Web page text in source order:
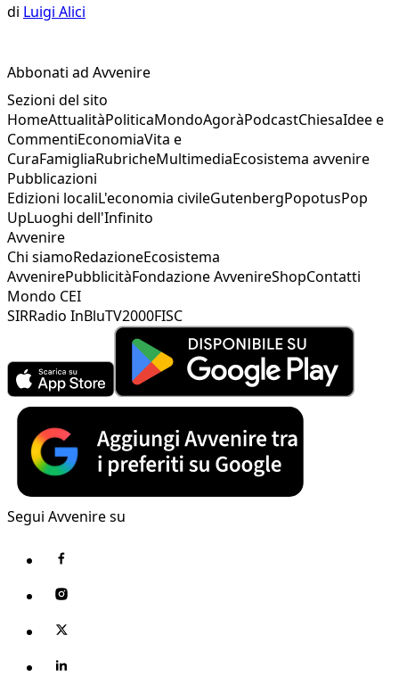
di Luigi Alici
Abbonati ad Avvenire
Sezioni del sito
HomeAttualitàPoliticaMondoAgoràPodcastChiesaIdee e
CommentiEconomiaVita e
CuraFamigliaRubricheMultimediaEcosistema avvenire
Pubblicazioni
Edizioni localiL'economia civileGutenbergPopotusPop
UpLuoghi dell'Infinito
Avvenire
Chi siamoRedazioneEcosistema
AvvenirePubblicitàFondazione AvvenireShopContatti
Mondo CEI
SIRRadio InBluTV2000FISC
Segui Avvenire su